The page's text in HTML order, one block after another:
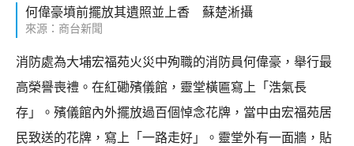
何偉豪墳前擺放其遺照並上香 蘇楚淅攝
來源：商台新聞
消防處為大埔宏福苑火災中殉職的消防員何偉豪，舉行最
高榮譽喪禮。在紅磡殯儀館，靈堂橫匾寫上「浩氣長
存」。殯儀館內外擺放過百個悼念花牌，當中由宏福苑居
民致送的花牌，寫上「一路走好」。靈堂外有一面牆，貼